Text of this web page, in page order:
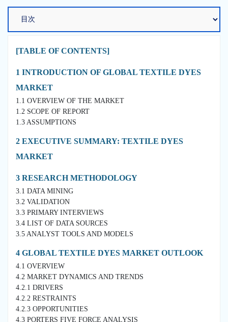
[TABLE OF CONTENTS]
1 INTRODUCTION OF GLOBAL TEXTILE DYES
MARKET
1.1 OVERVIEW OF THE MARKET
1.2 SCOPE OF REPORT
1.3 ASSUMPTIONS
2 EXECUTIVE SUMMARY: TEXTILE DYES
MARKET
3 RESEARCH METHODOLOGY
3.1 DATA MINING
3.2 VALIDATION
3.3 PRIMARY INTERVIEWS
3.4 LIST OF DATA SOURCES
3.5 ANALYST TOOLS AND MODELS
4 GLOBAL TEXTILE DYES MARKET OUTLOOK
4.1 OVERVIEW
4.2 MARKET DYNAMICS AND TRENDS
4.2.1 DRIVERS
4.2.2 RESTRAINTS
4.2.3 OPPORTUNITIES
4.3 PORTERS FIVE FORCE ANALYSIS